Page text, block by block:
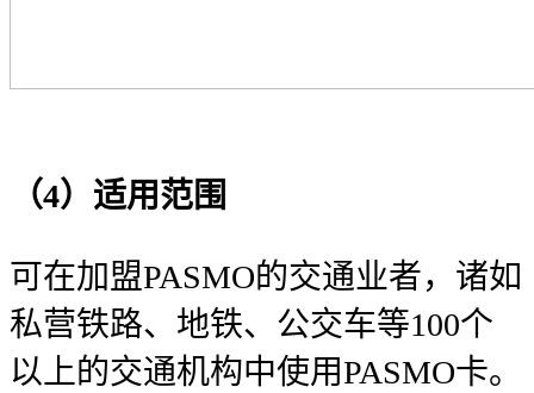
（4）适用范围
可在加盟PASMO的交通业者，诸如
私营铁路、地铁、公交车等100个
以上的交通机构中使用PASMO卡。